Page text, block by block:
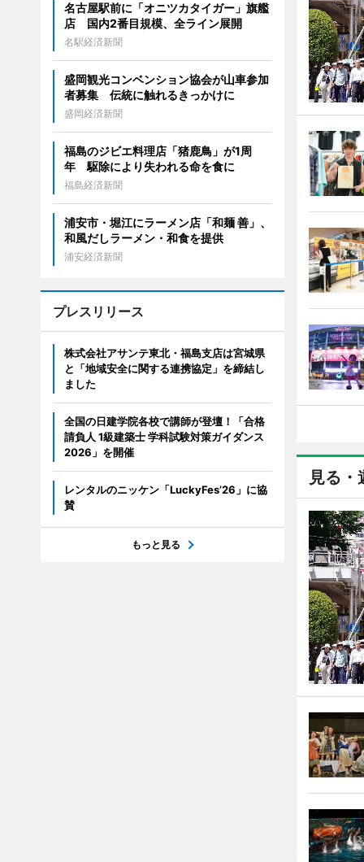
見る・
名古屋駅前に「オニツカタイガー」旗艦
店 国内2番目規模、全ライン展開
名駅経済新聞
盛岡観光コンベンション協会が山車参加
者募集 伝統に触れるきっかけに
盛岡経済新聞
福島のジビエ料理店「猪鹿鳥」が1周
年 駆除により失われる命を食に
福島経済新聞
浦安市・堀江にラーメン店「和麺 善」、
和風だしラーメン・和食を提供
浦安経済新聞
プレスリリース
株式会社アサンテ東北・福島支店は宮城県
と「地域安全に関する連携協定」を締結し
ました
全国の日建学院各校で講師が登壇！「合格
請負人 1級建築士 学科試験対策ガイダンス
2026」を開催
レンタルのニッケン「LuckyFes’26」に協
賛
もっと見る